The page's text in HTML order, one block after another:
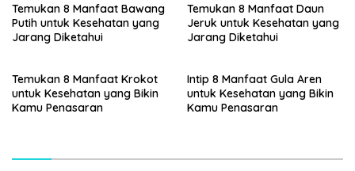
Temukan 8 Manfaat Bawang
Putih untuk Kesehatan yang
Jarang Diketahui
Temukan 8 Manfaat Daun
Jeruk untuk Kesehatan yang
Jarang Diketahui
Temukan 8 Manfaat Krokot
untuk Kesehatan yang Bikin
Kamu Penasaran
Intip 8 Manfaat Gula Aren
untuk Kesehatan yang Bikin
Kamu Penasaran